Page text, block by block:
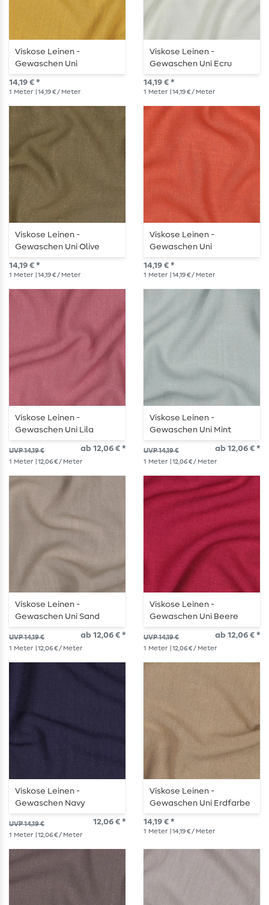
Viskose Leinen -
Gewaschen Uni
Ockergelb
14,19 € *
1 Meter | 14,19 € / Meter
Viskose Leinen -
Gewaschen Uni Ecru
14,19 € *
1 Meter | 14,19 € / Meter
Viskose Leinen -
Gewaschen Uni Olive
14,19 € *
1 Meter | 14,19 € / Meter
Viskose Leinen -
Gewaschen Uni
Terracotta
14,19 € *
1 Meter | 14,19 € / Meter
Viskose Leinen -
Gewaschen Uni Lila
UVP 14,19 € ab 12,06 € *
1 Meter | 12,06 € / Meter
Viskose Leinen -
Gewaschen Uni Mint
UVP 14,19 € ab 12,06 € *
1 Meter | 12,06 € / Meter
Viskose Leinen -
Gewaschen Uni Sand
UVP 14,19 € ab 12,06 € *
1 Meter | 12,06 € / Meter
Viskose Leinen -
Gewaschen Uni Beere
UVP 14,19 € ab 12,06 € *
1 Meter | 12,06 € / Meter
Viskose Leinen -
Gewaschen Navy
UVP 14,19 € 12,06 € *
1 Meter | 12,06 € / Meter
Viskose Leinen -
Gewaschen Uni Erdfarbe
14,19 € *
1 Meter | 14,19 € / Meter